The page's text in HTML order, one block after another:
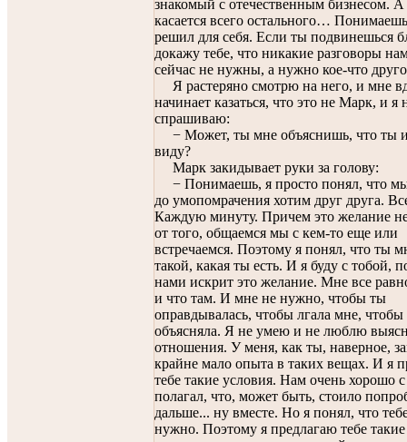
знакомый с отечественным бизнесом. А
касается всего остального…
решил для себя. Если ты подвинешься
докажу тебе, что никакие разговоры
сейчас не нужны, а нужно кое-что
Я растеряно смотрю на него, и мне
начинает казаться, что это не Марк, и я
спрашиваю:
− Может, ты мне объяснишь, что ты
виду?
Марк закидывает руки за голову:
− Понимаешь, я просто понял, что
до умопомрачения хотим друг друга.
Каждую минуту. Причем это желание
от того, общаемся мы с кем-то еще или
встречаемся. Поэтому я понял, что ты
такой, какая ты есть. И я буду с тобой,
нами искрит это желание. Мне все
и что там. И мне не нужно, чтобы ты
оправдывалась, чтобы лгала мне, чтобы
объясняла. Я не умею и не люблю
отношения. У меня, как ты, наверное,
крайне мало опыта в таких вещах. И я
тебе такие условия. Нам очень хорошо
полагал, что, может быть, стоило
дальше... ну вместе. Но я понял, что
нужно. Поэтому я предлагаю тебе такие